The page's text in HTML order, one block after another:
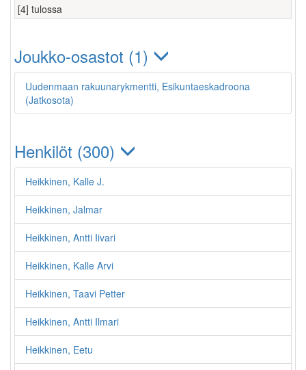
[4] tulossa
Joukko-osastot (1)
Uudenmaan rakuunarykmentti, Esikuntaeskadroona
(Jatkosota)
Henkilöt (300)
Heikkinen, Kalle J.
Heikkinen, Jalmar
Heikkinen, Antti Iivari
Heikkinen, Kalle Arvi
Heikkinen, Taavi Petter
Heikkinen, Antti Ilmari
Heikkinen, Eetu